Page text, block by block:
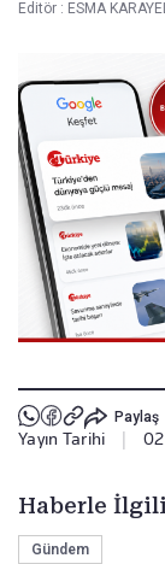
Editör : ESMA
Paylaş
Yayın Tarihi
Haberle İlgili
Gündem